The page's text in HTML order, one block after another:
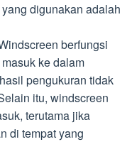
digunakan adalah
berfungsi
ke dalam
pengukuran tidak
itu, windscreen
terutama jika
di tempat yang